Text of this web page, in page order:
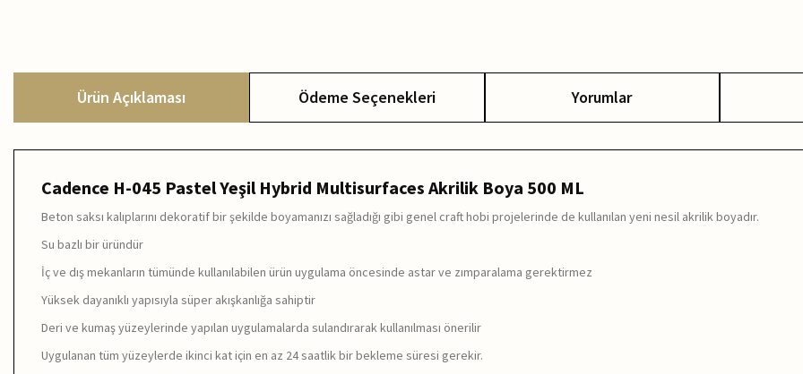
Ürün Açıklaması Ödeme Seçenekleri Yorumlar
Cadence H-045 Pastel Yeşil Hybrid Multisurfaces Akrilik Boya 500 ML
Beton saksı kalıplarını dekoratif bir şekilde boyamanızı sağladığı gibi genel craft hobi projelerinde de kullanılan yeni nesil akrilik boyadır.
Su bazlı bir üründür
İç ve dış mekanların tümünde kullanılabilen ürün uygulama öncesinde astar ve zımparalama gerektirmez
Yüksek dayanıklı yapısıyla süper akışkanlığa sahiptir
Deri ve kumaş yüzeylerinde yapılan uygulamalarda sulandırarak kullanılması önerilir
Uygulanan tüm yüzeylerde ikinci kat için en az 24 saatlik bir bekleme süresi gerekir.